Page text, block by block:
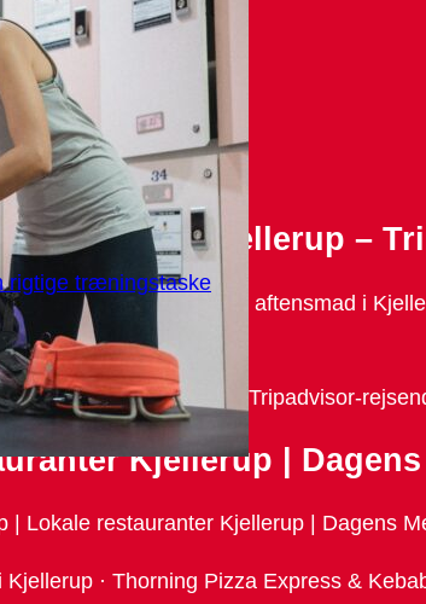
rigtige træningstaske
kjellerup
i Kjellerup –
Restaurant. (1). “Dejlig aftensmad i
i Kjellerup, Danmark: Se Tripadvisor-
Kjellerup | Dagens
| Lokale restauranter Kjellerup | Dagens
· Thorning Pizza Express &